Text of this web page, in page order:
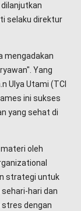
dilanjutkan
selaku direktur
mengadakan
Yang
Ulya Utami (TCI
ini sukses
yang sehat di
oleh
strategi untuk
hari dan
stres dengan